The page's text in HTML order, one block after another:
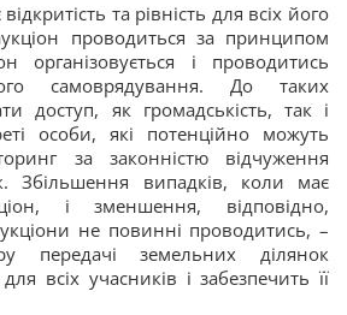
та рівність для всіх його
проводиться за принципом
організовується і проводитись
самоврядування. До таких
доступ, як громадськість, так і
особи, які потенційно можуть
за законністю відчуження
Збільшення випадків, коли має
і зменшення, відповідно,
не повинні проводитись, –
передачі земельних ділянок
всіх учасників і забезпечить її